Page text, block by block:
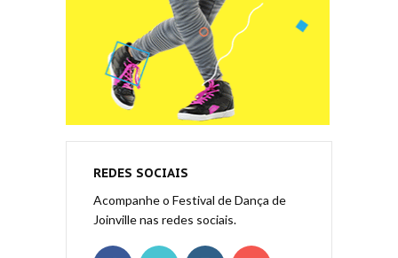
REDES SOCIAIS
Acompanhe o Festival de Dança de
Joinville nas redes sociais.